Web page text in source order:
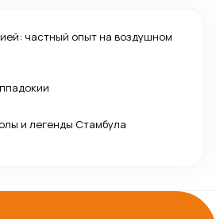
частный опыт на воздушном
и легенды Стамбула